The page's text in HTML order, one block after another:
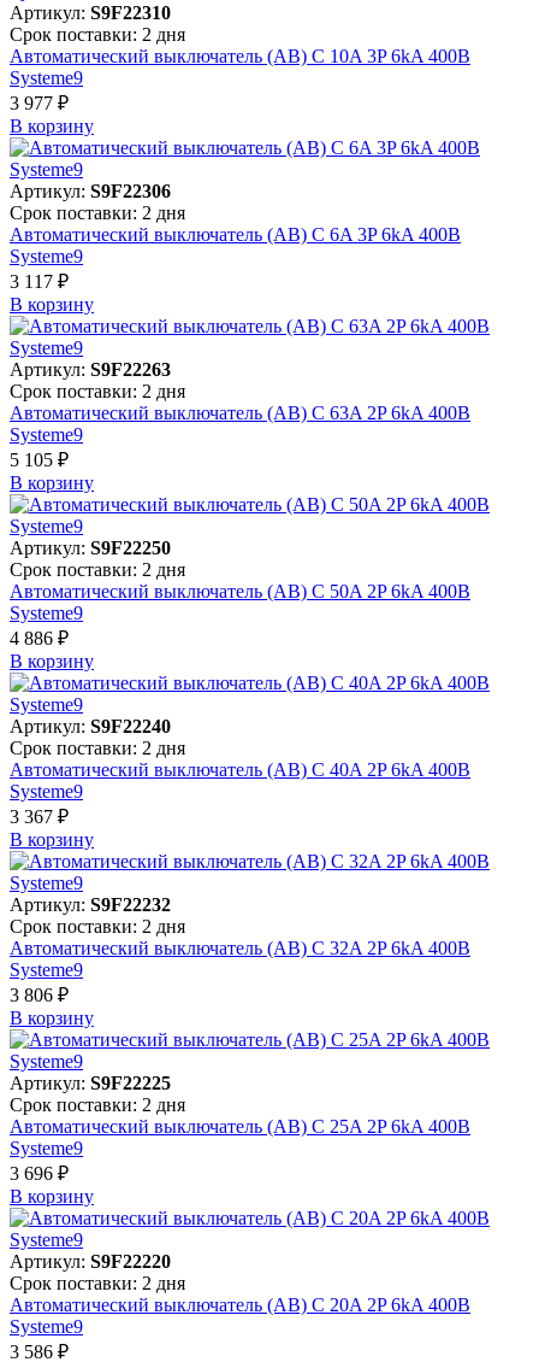
Артикул: S9F22310
Срок поставки: 2 дня
Автоматический выключатель (АВ) C 10A 3P 6kA 400В
Systeme9
3 977 ₽
В корзинy
Артикул: S9F22306
Срок поставки: 2 дня
Автоматический выключатель (АВ) C 6A 3P 6kA 400В
Systeme9
3 117 ₽
В корзинy
Артикул: S9F22263
Срок поставки: 2 дня
Автоматический выключатель (АВ) C 63A 2P 6kA 400В
Systeme9
5 105 ₽
В корзинy
Артикул: S9F22250
Срок поставки: 2 дня
Автоматический выключатель (АВ) C 50A 2P 6kA 400В
Systeme9
4 886 ₽
В корзинy
Артикул: S9F22240
Срок поставки: 2 дня
Автоматический выключатель (АВ) C 40A 2P 6kA 400В
Systeme9
3 367 ₽
В корзинy
Артикул: S9F22232
Срок поставки: 2 дня
Автоматический выключатель (АВ) C 32A 2P 6kA 400В
Systeme9
3 806 ₽
В корзинy
Артикул: S9F22225
Срок поставки: 2 дня
Автоматический выключатель (АВ) C 25A 2P 6kA 400В
Systeme9
3 696 ₽
В корзинy
Артикул: S9F22220
Срок поставки: 2 дня
Автоматический выключатель (АВ) C 20A 2P 6kA 400В
Systeme9
3 586 ₽